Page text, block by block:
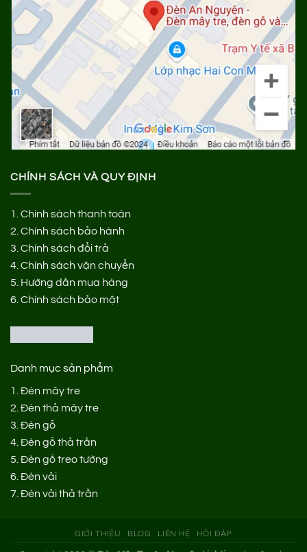
CHÍNH SÁCH VÀ QUY ĐỊNH
1.Chính sách thanh toán
2.Chính sách bảo hành
3.Chính sách đổi trả
4.Chính sách vận chuyển
5. Hướng dẫn mua hàng
6.Chính sách bảo mật
Danh mục sản phẩm
1.Đèn mây tre
2.Đèn thả mây tre
3.Đèn gỗ
4.Đèn gỗ thả trần
5.Đèn gỗ treo tường
6.Đèn vải
7.Đèn vải thả trần
GIỚI THIỆU BLOG LIÊN HỆ HỎI ĐÁP